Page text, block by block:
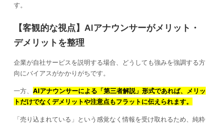
す。
【客観的な視点】AIアナウンサーがメリット・
デメリットを整理
企業が自社サービスを説明する場合、どうしても強みを強調する方
向にバイアスがかかりがちです。
一方、 AIアナウンサーによる「第三者解説」形式であれば、メリッ
トだけでなくデメリットや注意点もフラットに伝えられます。
「売り込まれている」という感覚なく情報を受け取れるため、純粋